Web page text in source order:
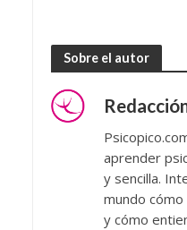
Sobre el autor
aprender
y sencilla.
mundo
y cómo